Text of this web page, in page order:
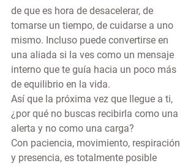
de que es hora de desacelerar, de
tomarse un tiempo, de cuidarse a uno
mismo. Incluso puede convertirse en
una aliada si la ves como un mensaje
interno que te guía hacia un poco más
de equilibrio en la vida.
Así que la próxima vez que llegue a ti,
¿por qué no buscas recibirla como una
alerta y no como una carga?
Con paciencia, movimiento, respiración
y presencia, es totalmente posible